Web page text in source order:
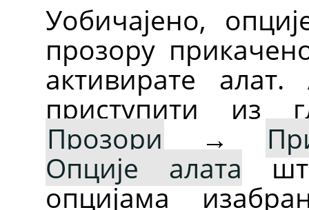
Уобичајено,
прозору
активирате
приступити из
Прозори →
Опције алата
опцијама